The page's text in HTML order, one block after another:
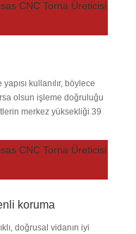
kullanılır, böylece
olsun işleme doğruluğu
merkez yüksekliği 39
koruma
doğrusal vidanın iyi